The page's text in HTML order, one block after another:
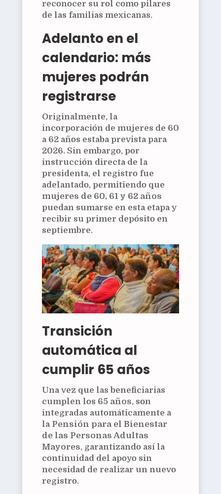
reconocer su rol como pilares
de las familias mexicanas.
Adelanto en el
calendario: más
mujeres podrán
registrarse
Originalmente, la
incorporación de mujeres de 60
a 62 años estaba prevista para
2026. Sin embargo, por
instrucción directa de la
presidenta, el registro fue
adelantado, permitiendo que
mujeres de 60, 61 y 62 años
puedan sumarse en esta etapa y
recibir su primer depósito en
septiembre.
Transición
automática al
cumplir 65 años
Una vez que las beneficiarias
cumplen los 65 años, son
integradas automáticamente a
la Pensión para el Bienestar
de las Personas Adultas
Mayores, garantizando así la
continuidad del apoyo sin
necesidad de realizar un nuevo
registro.